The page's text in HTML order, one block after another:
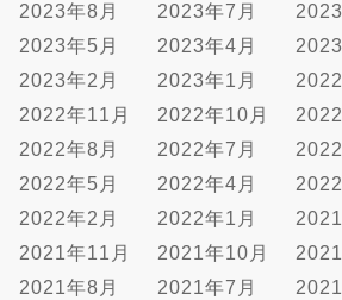
2023年8月
2023年7月
2023年5月
2023年4月
2023年2月
2023年1月
2022年11月
2022年10月
2022年8月
2022年7月
2022年5月
2022年4月
2022年2月
2022年1月
2021年11月
2021年10月
2021年8月
2021年7月